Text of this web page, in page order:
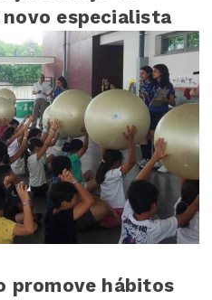
especialista
promove hábitos